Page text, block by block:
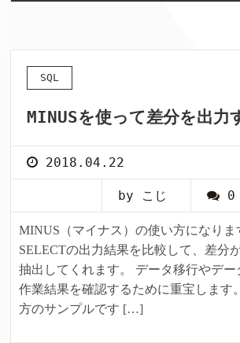
SQL
MINUSを使って差分を出力
2018.04.22
by こじ 0
MINUS（マイナス）の使い方になりま
SELECTの出力結果を比較して、差分
抽出してくれます。 データ移行やデ
作業結果を確認するために重宝します
方のサンプルです […]